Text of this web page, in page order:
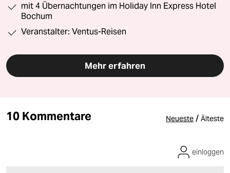
mit 4 Übernachtungen im Holiday Inn Express Hotel
Bochum
Veranstalter: Ventus-Reisen
Mehr erfahren
10 Kommentare Neueste / Älteste
einloggen